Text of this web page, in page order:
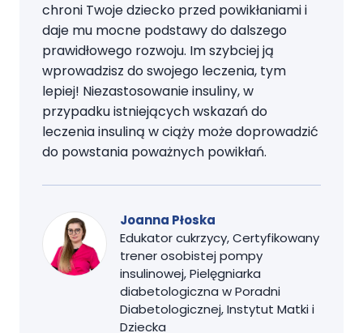
chroni Twoje dziecko przed powikłaniami i
daje mu mocne podstawy do dalszego
prawidłowego rozwoju. Im szybciej ją
wprowadzisz do swojego leczenia, tym
lepiej! Niezastosowanie insuliny, w
przypadku istniejących wskazań do
leczenia insuliną w ciąży może doprowadzić
do powstania poważnych powikłań.
Joanna Płoska
Edukator cukrzycy, Certyfikowany
trener osobistej pompy
insulinowej, Pielęgniarka
diabetologiczna w Poradni
Diabetologicznej, Instytut Matki i
Dziecka